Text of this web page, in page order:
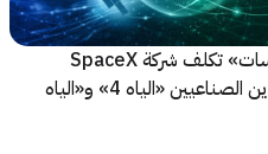
شركة «الياه سات» تكلف شركة SpaceX
بإطلاق القمرين الصناعيين «الياه 4» و«الياه